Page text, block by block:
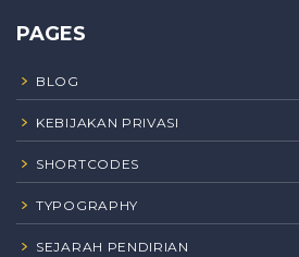
PAGES
BLOG
KEBIJAKAN PRIVASI
SHORTCODES
TYPOGRAPHY
SEJARAH PENDIRIAN